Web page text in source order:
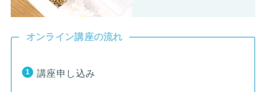
オンライン講座の流れ
講座申し込み